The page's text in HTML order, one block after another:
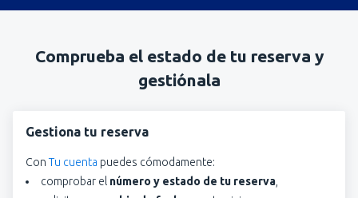
Comprueba el estado de tu reserva y
gestiónala
Gestiona tu reserva
Con Tu cuenta puedes cómodamente:
comprobar el número y estado de tu reserva